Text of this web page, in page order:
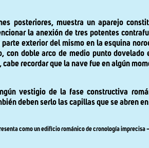
posteriores, muestra un aparejo
la anexión de tres potentes
exterior del mismo en la esquina
con doble arco de medio punto
recordar que la nave fue en algún
vestigio de la fase constructiva
deben serlo las capillas que se abren
como un edificio románico de cronología imprecisa